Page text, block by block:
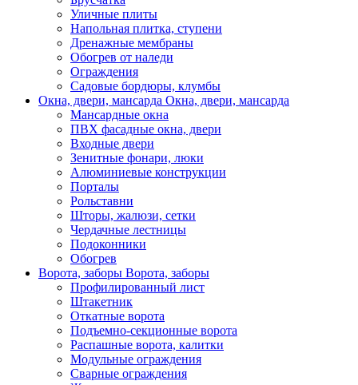
Уличные плиты
Напольная плитка, ступени
Дренажные мембраны
Обогрев от наледи
Ограждения
Садовые бордюры, клумбы
Окна, двери, мансарда Окна, двери, мансарда
Мансардные окна
ПВХ фасадные окна, двери
Входные двери
Зенитные фонари, люки
Алюминиевые конструкции
Порталы
Рольставни
Шторы, жалюзи, сетки
Чердачные лестницы
Подоконники
Обогрев
Ворота, заборы Ворота, заборы
Профилированный лист
Штакетник
Откатные ворота
Подъемно-секционные ворота
Распашные ворота, калитки
Модульные ограждения
Сварные ограждения